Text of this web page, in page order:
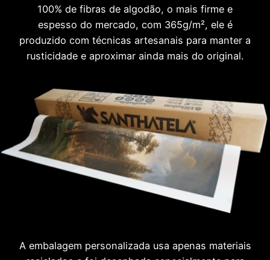
100% de fibras de algodão, o mais firme e
espesso do mercado, com 365g/m², ele é
produzido com técnicas artesanais para manter a
rusticidade e aproximar ainda mais do original.
A embalagem personalizada usa apenas materiais